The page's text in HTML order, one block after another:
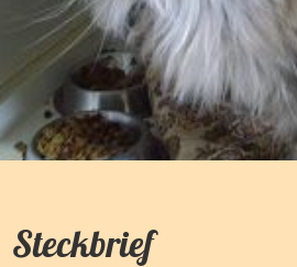
Steckbrief